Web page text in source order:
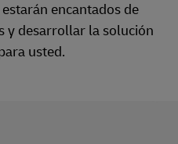
encantados de
y desarrollar la solución
usted.